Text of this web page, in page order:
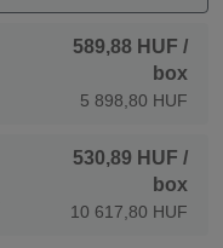
589,88 HUF /
box
5 898,80 HUF
530,89 HUF /
box
10 617,80 HUF